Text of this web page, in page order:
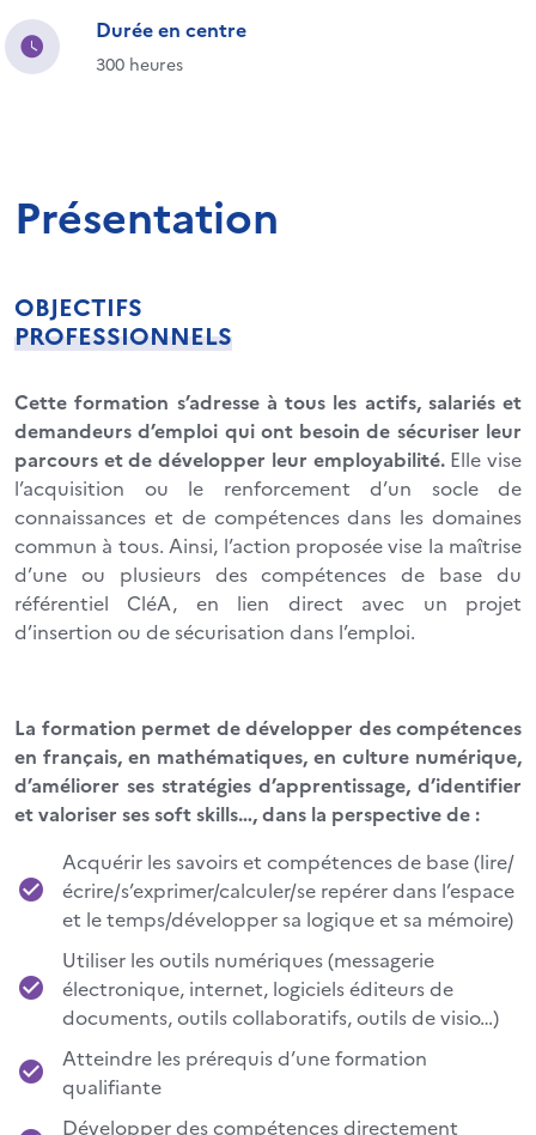
Durée en centre
300 heures
Présentation
OBJECTIFS
PROFESSIONNELS
Cette formation s’adresse à tous les actifs, salariés et
demandeurs d’emploi qui ont besoin de sécuriser leur
parcours et de développer leur employabilité.Elle vise
l’acquisition ou le renforcement d’un socle de
connaissances et de compétences dans les domaines
commun à tous. Ainsi, l’action proposée vise la maîtrise
d’une ou plusieurs des compétences de base du
référentiel CléA, en lien direct avec un projet
d’insertion ou de sécurisation dans l’emploi.
La formation permet de développer des compétences
en français, en mathématiques, en culture numérique,
d’améliorer ses stratégies d’apprentissage, d’identifier
et valoriser ses soft skills…, dans la perspective de :
Acquérir les savoirs et compétences de base (lire/
écrire/s’exprimer/calculer/se repérer dans l’espace
et le temps/développer sa logique et sa mémoire)
Utiliser les outils numériques (messagerie
électronique, internet, logiciels éditeurs de
documents, outils collaboratifs, outils de visio…)
Atteindre les prérequis d’une formation
qualifiante
Développer des compétences directement